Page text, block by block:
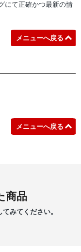
にて正確かつ最新の情
メニューへ戻る
メニューへ戻る
商品
みてください。